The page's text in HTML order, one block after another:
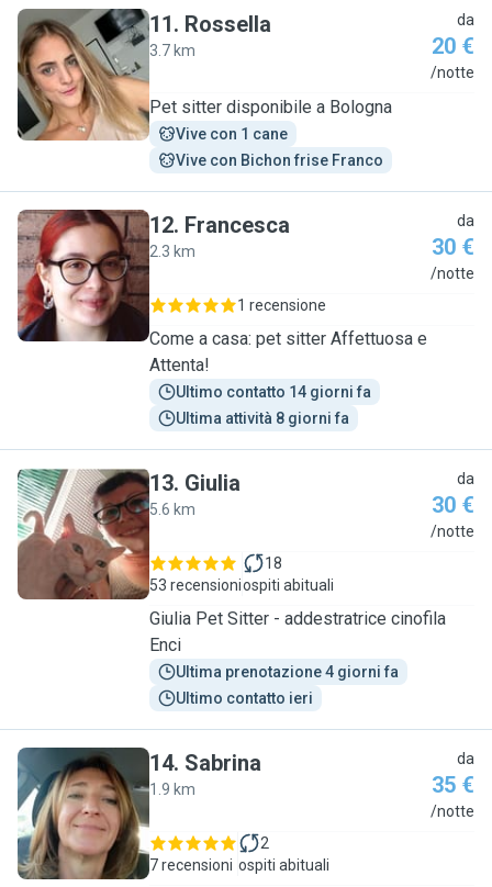
R
11. Rossella
3.7 km
da
20 €
/notte
Pet sitter disponibile a Bologna
Vive con 1 cane
Vive con Bichon frise Franco
F
12. Francesca
2.3 km
da
30 €
/notte
1 recensione
Come a casa: pet sitter Affettuosa e
Attenta!
Ultimo contatto 14 giorni fa
Ultima attività 8 giorni fa
G
13. Giulia
5.6 km
da
30 €
/notte
53 recensioni
18
ospiti abituali
Giulia Pet Sitter - addestratrice cinofila
Enci
Ultima prenotazione 4 giorni fa
Ultimo contatto ieri
S
14. Sabrina
1.9 km
da
35 €
/notte
7 recensioni
2
ospiti abituali